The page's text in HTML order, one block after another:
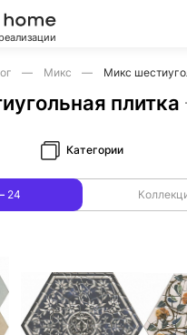
Микс Микс
плитка
Категории
24